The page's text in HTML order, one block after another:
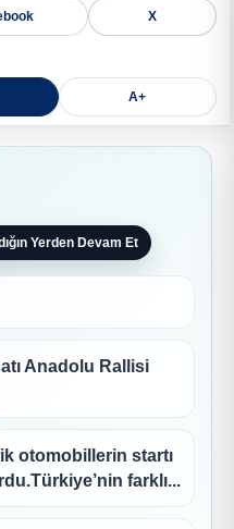
X
A+
Yerden Devam Et
Anadolu Rallisi
otomobillerin startı
farklı...